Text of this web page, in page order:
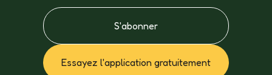
S'abonner
Essayez l'application gratuitement